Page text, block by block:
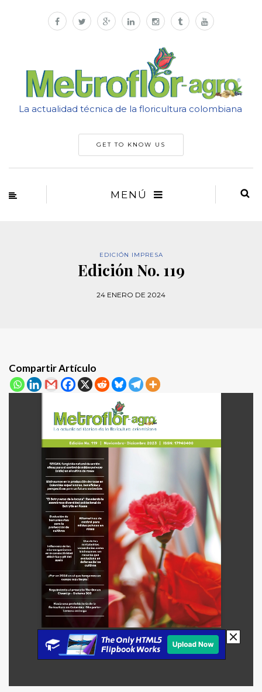
La actualidad técnica de la floricultura colombiana
GET TO KNOW US
MENÚ
EDICIÓN IMPRESA
Edición No. 119
24 ENERO DE 2024
Compartir Artículo